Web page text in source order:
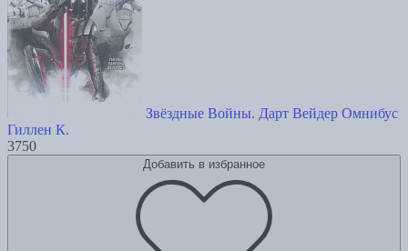
Звёздные Войны. Дарт Вейдер Омнибус
Гиллен К.
3750
Добавить в избранное